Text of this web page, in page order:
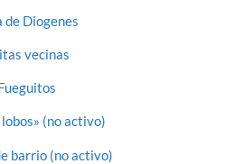
de Diogenes
vecinas
(no activo)
barrio (no activo)